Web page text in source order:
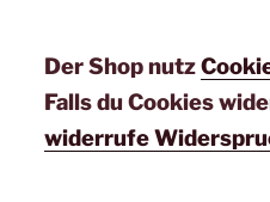
Der Shop nutz
Falls du Cookies
widerrufe